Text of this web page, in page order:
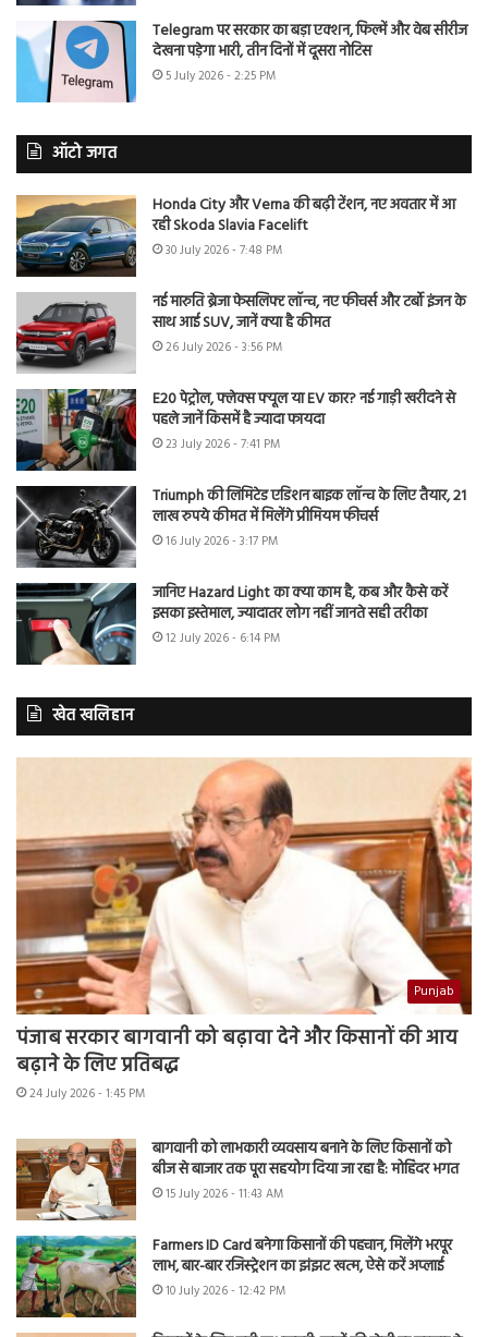
Telegram पर सरकार का बड़ा एक्शन, फिल्में और वेब सीरीज
देखना पड़ेगा भारी, तीन दिनों में दूसरा नोटिस
5 July 2026 - 2:25 PM
ऑटो जगत
Honda City और Verna की बढ़ी टेंशन, नए अवतार में आ
रही Skoda Slavia Facelift
30 July 2026 - 7:48 PM
नई मारुति ब्रेजा फेसलिफ्ट लॉन्च, नए फीचर्स और टर्बो इंजन के
साथ आई SUV, जानें क्या है कीमत
26 July 2026 - 3:56 PM
E20 पेट्रोल, फ्लेक्स फ्यूल या EV कार? नई गाड़ी खरीदने से
पहले जानें किसमें है ज्यादा फायदा
23 July 2026 - 7:41 PM
Triumph की लिमिटेड एडिशन बाइक लॉन्च के लिए तैयार, 21
लाख रुपये कीमत में मिलेंगे प्रीमियम फीचर्स
16 July 2026 - 3:17 PM
जानिए Hazard Light का क्या काम है, कब और कैसे करें
इसका इस्तेमाल, ज्यादातर लोग नहीं जानते सही तरीका
12 July 2026 - 6:14 PM
खेत खलिहान
Punjab
पंजाब सरकार बागवानी को बढ़ावा देने और किसानों की आय
बढ़ाने के लिए प्रतिबद्ध
24 July 2026 - 1:45 PM
बागवानी को लाभकारी व्यवसाय बनाने के लिए किसानों को
बीज से बाजार तक पूरा सहयोग दिया जा रहा है: मोहिंदर भगत
15 July 2026 - 11:43 AM
Farmers ID Card बनेगा किसानों की पहचान, मिलेंगे भरपूर
लाभ, बार-बार रजिस्ट्रेशन का झंझट खत्म, ऐसे करें अप्लाई
10 July 2026 - 12:42 PM